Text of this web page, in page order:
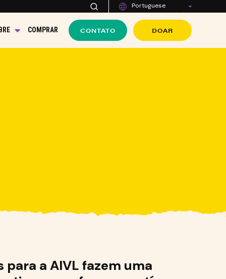
Portuguese
COMPRAR CONTATO DOAR
a AIVL fazem uma